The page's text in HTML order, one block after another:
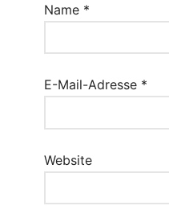
Name *
E-Mail-Adresse *
Website